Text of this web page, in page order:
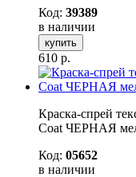
Код: 39389
в наличии
купить
610 р.
Краска-спрей
Coat ЧЕРНАЯ
Код: 05652
в наличии